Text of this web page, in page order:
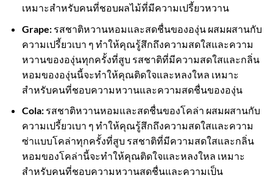
เหมาะสำหรับคนที่ชอบผลไม้ที่มีความเปรี้ยวหวาน
Grape:รสชาติหวานหอมและสดชื่นขององุ่น ผสมผสานกับ
ความเปรี้ยวเบา ๆ ทำให้คุณรู้สึกถึงความสดใสและความ
หวานขององุ่นทุกครั้งที่สูบ รสชาติที่มีความสดใสและกลิ่น
หอมขององุ่นนี้จะทำให้คุณติดใจและหลงใหล เหมาะ
สำหรับคนที่ชอบความหวานและความสดชื่นขององุ่น
Cola:รสชาติหวานหอมและสดชื่นของโคล่า ผสมผสานกับ
ความเปรี้ยวเบา ๆ ทำให้คุณรู้สึกถึงความสดใสและความ
ซ่าแบบโคล่าทุกครั้งที่สูบ รสชาติที่มีความสดใสและกลิ่น
หอมของโคล่านี้จะทำให้คุณติดใจและหลงใหล เหมาะ
สำหรับคนที่ชอบความหวานสดชื่นและความเป็น